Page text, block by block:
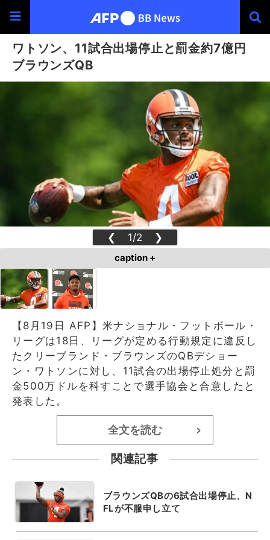
ワトソン、11試合出場停止と罰金約7億円
ブラウンズQB
❮ 1/2 ❯
caption +
【8月19日 AFP】米ナショナル・フットボール・
リーグは18日、リーグが定める行動規定に違反し
たクリーブランド・ブラウンズのQBデショー
ン・ワトソンに対し、11試合の出場停止処分と罰
金500万ドルを科すことで選手協会と合意したと
発表した。
全文を読む >
関連記事
ブラウンズQBの6試合出場停止、N
FLが不服申し立て